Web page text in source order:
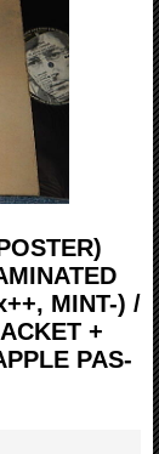
MINT-) /
+
PAS-